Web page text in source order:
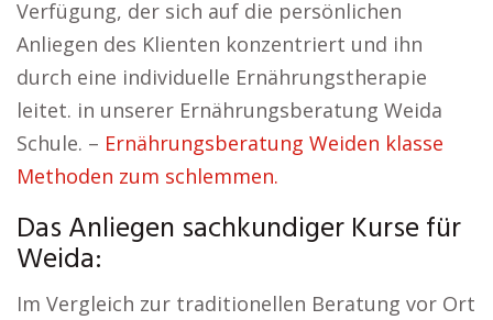
Verfügung, der sich auf die persönlichen
Anliegen des Klienten konzentriert und ihn
durch eine individuelle Ernährungstherapie
leitet. in unserer Ernährungsberatung Weida
Schule. – Ernährungsberatung Weiden klasse
Methoden zum schlemmen.
Das Anliegen sachkundiger Kurse für
Weida:
Im Vergleich zur traditionellen Beratung vor Ort